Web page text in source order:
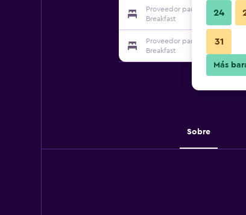
Proveedor para Stonehaven
Breakfast
Proveedor para Stonehaven
Breakfast
Sobre
24
31
Más